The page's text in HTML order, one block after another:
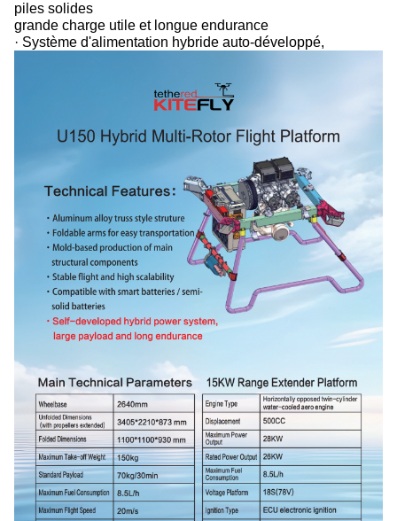
piles solides
grande charge utile et longue endurance
· Système d'alimentation hybride auto-développé,